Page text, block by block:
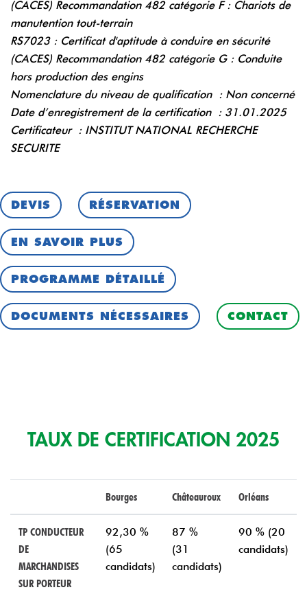
(CACES) Recommandation 482 catégorie F : Chariots de
manutention tout-terrain
RS7023 : Certificat d'aptitude à conduire en sécurité
(CACES) Recommandation 482 catégorie G : Conduite
hors production des engins
Nomenclature du niveau de qualification : Non concerné
Date d’enregistrement de la certification : 31.01.2025
Certificateur : INSTITUT NATIONAL RECHERCHE
SECURITE
DEVIS RÉSERVATION
EN SAVOIR PLUS
PROGRAMME DÉTAILLÉ
DOCUMENTS NÉCESSAIRES CONTACT
TAUX DE CERTIFICATION 2025
Bourges Châteauroux Orléans
TP CONDUCTEUR
DE
MARCHANDISES
SUR PORTEUR
92,30 %
(65
candidats)
87 %
(31
candidats)
90 % (20
candidats)